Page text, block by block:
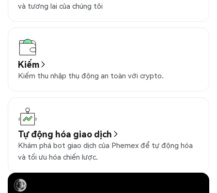
và tương lai của chúng tôi
Kiếm
Kiếm thu nhập thụ động an toàn với crypto.
Tự động hóa giao dịch
Khám phá bot giao dịch của Phemex để tự động hóa
và tối ưu hóa chiến lược.